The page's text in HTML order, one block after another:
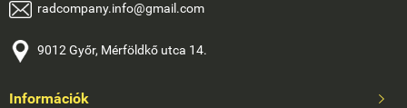
radcompany.info@gmail.com
9012 Győr, Mérföldkő utca 14.
Információk 